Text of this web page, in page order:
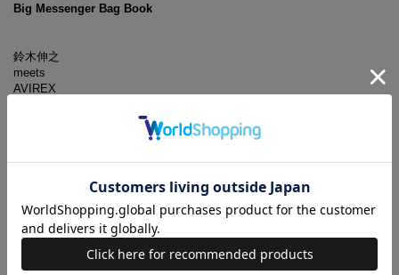
Big Messenger Bag Book
鈴木伸之
meets
AVIREX
男女を問わず使えるうえ、便利な4つのポケットや織りロゴテープな
ディテールにもこだわりがたっぷり。
ステンシル調のプリントがかっこいい、本誌だけの限定デザイン！